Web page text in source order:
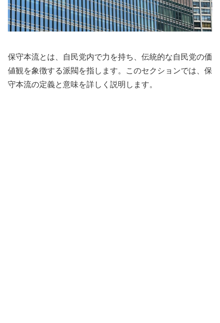
保守本流とは、自民党内で力を持ち、伝統的な自民党の価
値観を象徴する派閥を指します。このセクションでは、保
守本流の定義と意味を詳しく説明します。